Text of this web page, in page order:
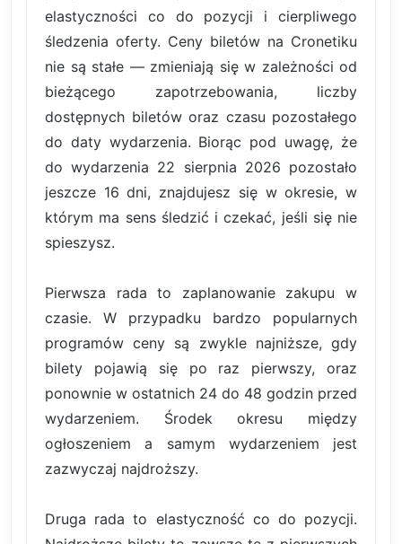
elastyczności co do pozycji i cierpliwego
śledzenia oferty. Ceny biletów na Cronetiku
nie są stałe — zmieniają się w zależności od
bieżącego zapotrzebowania, liczby
dostępnych biletów oraz czasu pozostałego
do daty wydarzenia. Biorąc pod uwagę, że
do wydarzenia 22 sierpnia 2026 pozostało
jeszcze 16 dni, znajdujesz się w okresie, w
którym ma sens śledzić i czekać, jeśli się nie
spieszysz.
Pierwsza rada to zaplanowanie zakupu w
czasie. W przypadku bardzo popularnych
programów ceny są zwykle najniższe, gdy
bilety pojawią się po raz pierwszy, oraz
ponownie w ostatnich 24 do 48 godzin przed
wydarzeniem. Środek okresu między
ogłoszeniem a samym wydarzeniem jest
zazwyczaj najdroższy.
Druga rada to elastyczność co do pozycji.